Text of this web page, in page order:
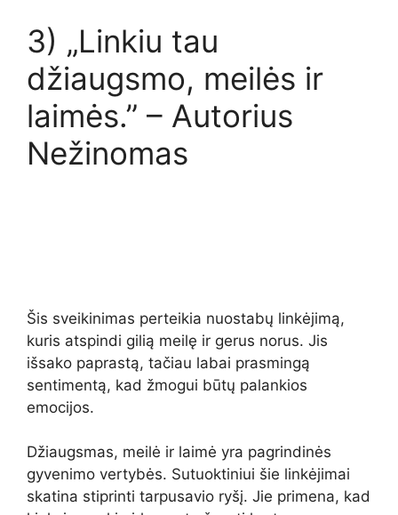
3) „Linkiu tau
džiaugsmo, meilės ir
laimės.” – Autorius
Nežinomas
Šis sveikinimas perteikia nuostabų linkėjimą,
kuris atspindi gilią meilę ir gerus norus. Jis
išsako paprastą, tačiau labai prasmingą
sentimentą, kad žmogui būtų palankios
emocijos.
Džiaugsmas, meilė ir laimė yra pagrindinės
gyvenimo vertybės. Sutuoktiniui šie linkėjimai
skatina stiprinti tarpusavio ryšį. Jie primena, kad